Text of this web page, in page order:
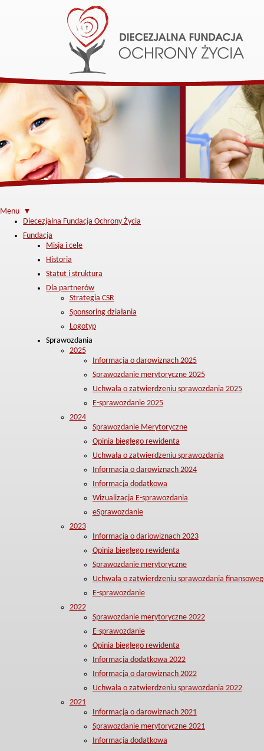
Menu ▼
Diecezjalna Fundacja Ochrony Życia
Fundacja
Misja i cele
Historia
Statut i struktura
Dla partnerów
Strategia CSR
Sponsoring działania
Logotyp
Sprawozdania
2025
Informacja o darowiznach 2025
Sprawozdanie merytoryczne 2025
Uchwała o zatwierdzeniu sprawozdania 2025
E-sprawozdanie 2025
2024
Sprawozdanie Merytoryczne
Opinia biegłego rewidenta
Uchwała o zatwierdzeniu sprawozdania
Informacja o darowiznach 2024
Informacja dodatkowa
Wizualizacja E-sprawozdania
eSprawozdanie
2023
Informacja o dariowiznach 2023
Opinia biegłego rewidenta
Sprawozdanie merytoryczne
Uchwała o zatwierdzeniu sprawozdania
E-sprawozdanie
2022
Sprawozdanie merytoryczne 2022
E-sprawozdanie
Opinia biegłego rewidenta
Informacja dodatkowa 2022
Informacja o darowiznach 2022
Uchwała o zatwierdzeniu sprawozdania 2022
2021
Informacja o darowiznach 2021
Sprawozdanie merytoryczne 2021
Informacja dodatkowa